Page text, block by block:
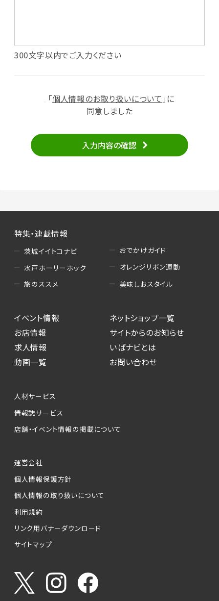
・投稿したクチコミ情報、写真の本サービスへの
・メールマガジン、お知らせ、広告等の配信
（2）ユーザーからのお問い合わせへの対応
せの内容確認、返答
・当サービスの品質改善
・読者プレゼント、アンケート等、当サービスが実
施するキャンペーンの抽選、当選者への連絡及
び発送 ・ユーザーの趣向や属性情報等の分析
（5）広告主への問い合わせ・応募等への対応
・本サービスを通じて求人広告に応募した際の
選考に関する連絡
・本サービスを通じて店舗への来店予約を登録
した際の内容確認、返答
本サービスが収集する個人情報は、ご本人の意
ービスの実施にあたりそれぞれ必要となる項目
を入力いただかない場合は、各々のサービスを
個人情報の第三者への提供について
当社は、以下の提供先に対して個人情報を提供
します。
(1)お客様が求人応募フォームより個人情報を
送信した事業主（広告主）への提供
お客様が求職活動・応募等を行った企業による
うやりとり・情報提供（採否・合否の検討を含み
ます）
300文字以内でご入力ください
「個人情報のお取り扱いについて 」に
同意しました
入力内容の確認
特集・連載情報
茨城イイトコナビ
水戸ホーリーホック
旅のススメ
おでかけガイド
オレンジリボン運動
美味しおスタイル
イベント情報
お店情報
求人情報
動画一覧
ネットショップ一覧
サイトからのお知らせ
いばナビとは
お問い合わせ
人材サービス
情報誌サービス
店舗・イベント情報の掲載について
運営会社
個人情報保護方針
個人情報の取り扱いについて
利用規約
リンク用バナーダウンロード
サイトマップ